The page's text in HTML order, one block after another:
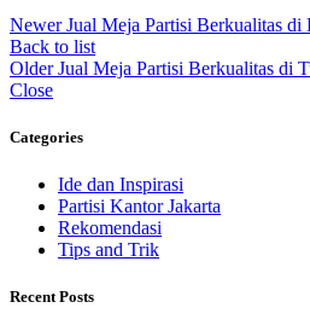
Newer Jual Meja Partisi Berkualitas di
Back to list
Older Jual Meja Partisi Berkualitas di
Close
Categories
Ide dan Inspirasi
Partisi Kantor Jakarta
Rekomendasi
Tips and Trik
Recent Posts